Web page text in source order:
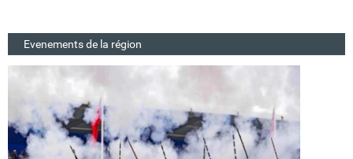
Evenements de la région